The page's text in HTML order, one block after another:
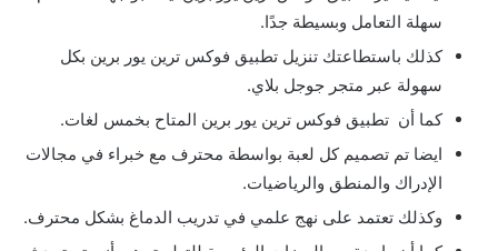
سهلة التعامل وبسيطة جدًا.
كذلك باستطاعتك تنزيل تطبيق فوكس ترين يور برين بكل
سهولة عبر متجر جوجل بلاي.
كما أن تطبيق فوكس ترين يور برين المتاح بخمس لغات.
ايضا تم تصميم كل لعبة بواسطة محترف مع خبراء في مجالات
الإدراك والمنطق والرياضيات.
وكذلك تعتمد على نهج علمي في تدريب الدماغ بشكل محترف.